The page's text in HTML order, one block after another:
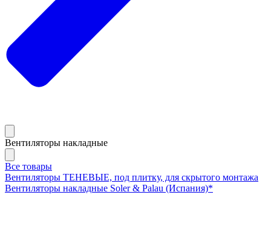
Вентиляторы накладные
Все товары
Вентиляторы ТЕНЕВЫЕ, под плитку, для скрытого монтажа
Вентиляторы накладные Soler & Palau (Испания)*